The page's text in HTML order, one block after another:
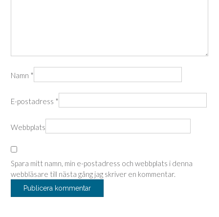
Namn *
E-postadress *
Webbplats
Spara mitt namn, min e-postadress och webbplats i denna
webbläsare till nästa gång jag skriver en kommentar.